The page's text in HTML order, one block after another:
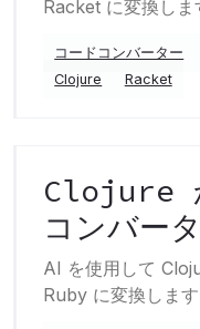
Racket に変換しま
コードコンバーター
Clojure
Racket
Clojure
コンバー
AI を使用して
Ruby に変換します